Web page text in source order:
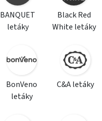
BANQUET
letáky
Black Red
White letáky
BonVeno
letáky
C&A letáky